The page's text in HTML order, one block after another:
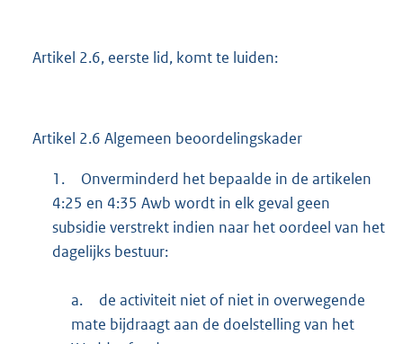
Artikel 2.6, eerste lid, komt te luiden:
Artikel 2.6 Algemeen beoordelingskader
1.
Onverminderd het bepaalde in de artikelen
4:25 en 4:35 Awb wordt in elk geval geen
subsidie verstrekt indien naar het oordeel van het
dagelijks bestuur:
a.
de activiteit niet of niet in overwegende
mate bijdraagt aan de doelstelling van het